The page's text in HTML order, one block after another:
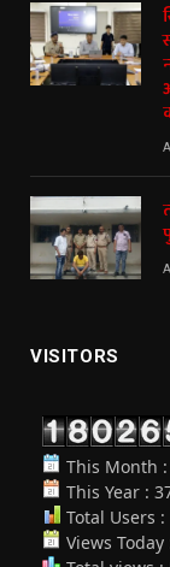
VISITORS
This Month
This Year :
Total Users
Views Today